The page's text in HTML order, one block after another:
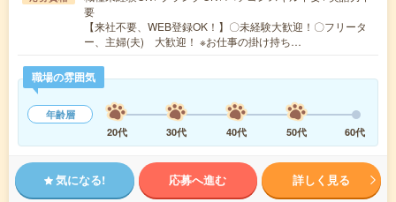
要
【来社不要、WEB登録OK！】〇未経験大歓迎！〇フリータ
ー、主婦(夫) 大歓迎！ ※お仕事の掛け持ち…
職場の雰囲気
年齢層
20代
30代 40代 50代 60代
気になる! 応募へ進む 詳しく見る